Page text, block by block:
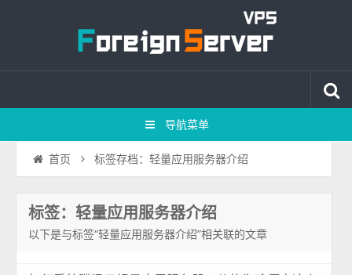
导航菜单
首页 标签存档：轻量应用服务器介绍
标签：轻量应用服务器介绍
以下是与标签“轻量应用服务器介绍”相关联的文章